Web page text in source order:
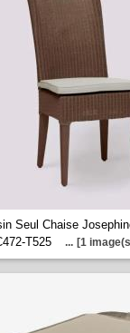
Seul Chaise
T525
... [1